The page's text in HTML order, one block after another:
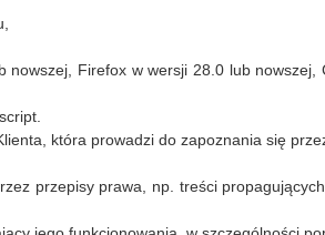
Firefox w wersji 28.0 lub
która prowadzi do zapoznania się
przepisy prawa, np. treści